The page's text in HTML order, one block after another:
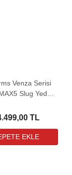
Venza Serisi
Slug Yedek
TL